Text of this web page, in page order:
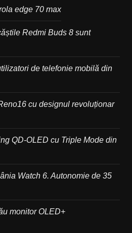
edge 70 max
Redmi Buds 8 sunt
de telefonie mobilă din
cu designul revoluționar
QD-OLED cu Triple Mode din
Watch 6. Autonomie de 35
monitor OLED+